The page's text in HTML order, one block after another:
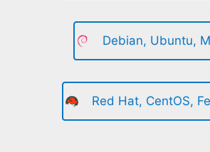
Debian, Ubuntu,
Red Hat, CentOS,